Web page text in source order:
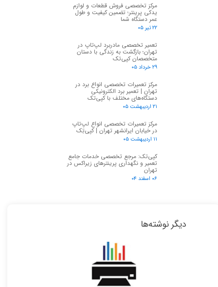
مرکز تخصصی فروش قطعات و لوازم
یدکی پرینتر؛ تضمین کیفیت و طول
عمر دستگاه شما
۲۲ تیر ۰۵
تعمیر تخصصی مادربرد لپ‌تاپ در
تهران؛ بازگشت به زندگی با دستان
متخصصان کپی‌تک
۲۹ خرداد ۰۵
مرکز تعمیرات تخصصی انواع برد در
تهران | تعمیر برد الکترونیکی
دستگاه‌های مختلف با کپی‌تک
۲۱ اردیبهشت ۰۵
مرکز تعمیرات تخصصی انواع لپ‌تاپ
در خیابان ایرانشهر تهران | کپی‌تِک
۱۱ اردیبهشت ۰۵
کپی‌تک: مرجع تخصصی خدمات جامع
تعمیر و نگهداری پرینترهای زیراکس در
تهران
۰۶ اسفند ۰۴
دیگر نوشته‌ها